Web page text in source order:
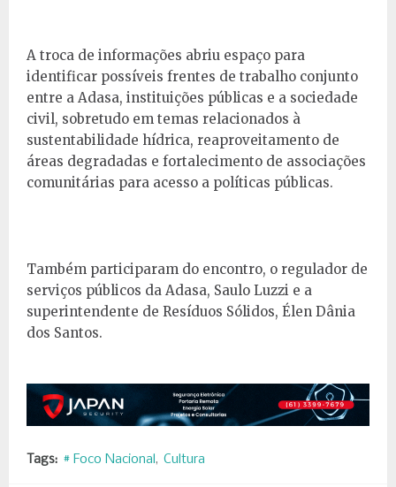
A troca de informações abriu espaço para
identificar possíveis frentes de trabalho conjunto
entre a Adasa, instituições públicas e a sociedade
civil, sobretudo em temas relacionados à
sustentabilidade hídrica, reaproveitamento de
áreas degradadas e fortalecimento de associações
comunitárias para acesso a políticas públicas.
Também participaram do encontro, o regulador de
serviços públicos da Adasa, Saulo Luzzi e a
superintendente de Resíduos Sólidos, Élen Dânia
dos Santos.
Tags: # Foco Nacional Cultura